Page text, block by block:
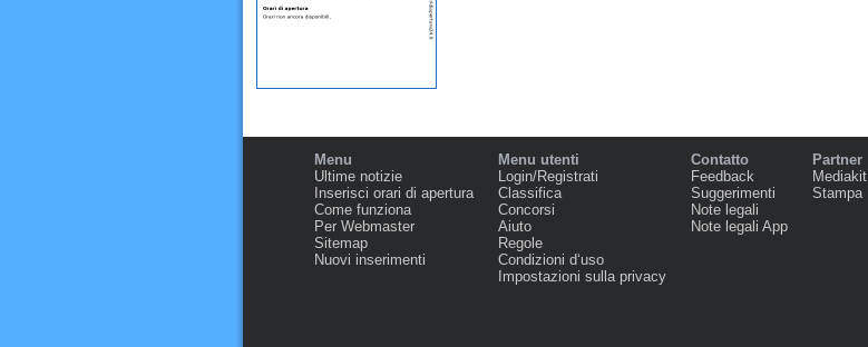
Menu
Ultime notizie
Inserisci orari di apertura
Come funziona
Per Webmaster
Sitemap
Nuovi inserimenti
Menu utenti
Login/Registrati
Classifica
Concorsi
Aiuto
Regole
Condizioni d‘uso
Impostazioni sulla privacy
Contatto
Feedback
Suggerimenti
Note legali
Note legali App
Partner
Mediakit
Stampa